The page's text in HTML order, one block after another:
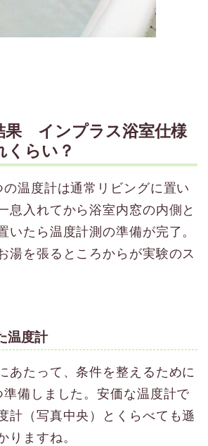
果 インプラス浴室仕様
くらい？
温度計は通常リビングに置い
息入れてから浴室内窓の内側と
いたら温度計測の準備が完了。
湯を張るところからが実験のス
温度計
あたって、条件を整えるために
準備しました。安価な温度計で
計（写真中央）とくらべても遜
りますね。